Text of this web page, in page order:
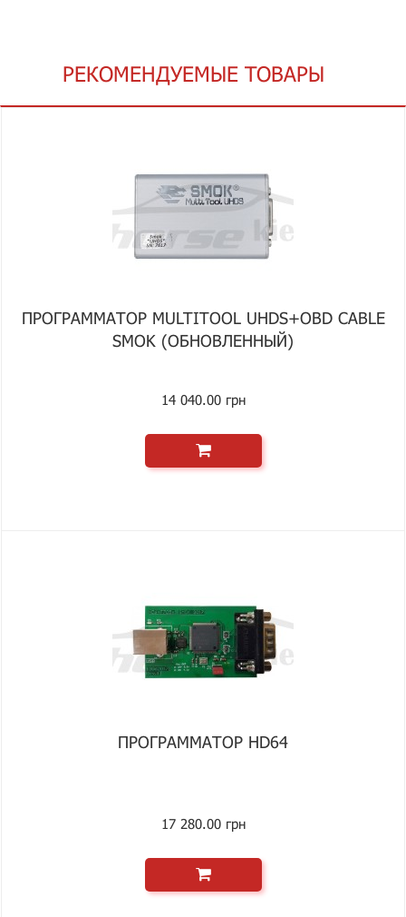
РЕКОМЕНДУЕМЫЕ ТОВАРЫ
ПРОГРАММАТОР MULTITOOL UHDS+OBD CABLE
SMOK (ОБНОВЛЕННЫЙ)
14 040.00 грн
ПРОГРАММАТОР HD64
17 280.00 грн